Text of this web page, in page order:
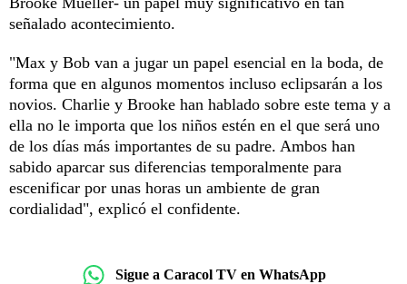
señalado acontecimiento.
"Max y Bob van a jugar un papel esencial en la boda, de
forma que en algunos momentos incluso eclipsarán a los
novios. Charlie y Brooke han hablado sobre este tema y a
ella no le importa que los niños estén en el que será uno
de los días más importantes de su padre. Ambos han
sabido aparcar sus diferencias temporalmente para
escenificar por unas horas un ambiente de gran
cordialidad", explicó el confidente.
Sigue a Caracol TV en WhatsApp